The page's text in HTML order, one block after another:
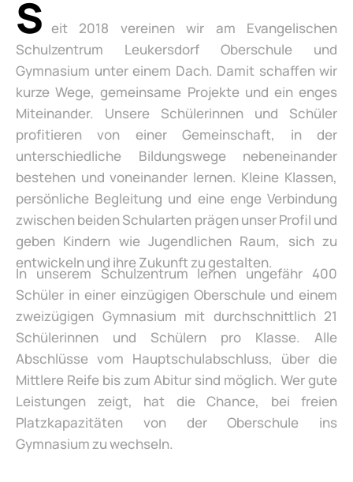
S eit 2018 vereinen wir am Evangelischen
Schulzentrum Leukersdorf Oberschule und
Gymnasium unter einem Dach. Damit schaffen wir
kurze Wege, gemeinsame Projekte und ein enges
Miteinander. Unsere Schülerinnen und Schüler
profitieren von einer Gemeinschaft, in der
unterschiedliche Bildungswege nebeneinander
bestehen und voneinander lernen. Kleine Klassen,
persönliche Begleitung und eine enge Verbindung
zwischen beiden Schularten prägen unser Profil und
geben Kindern wie Jugendlichen Raum, sich zu
entwickeln und ihre Zukunft zu gestalten.
In unserem Schulzentrum lernen ungefähr 400
Schüler in einer einzügigen Oberschule und einem
zweizügigen Gymnasium mit durchschnittlich 21
Schülerinnen und Schülern pro Klasse. Alle
Abschlüsse vom Hauptschulabschluss, über die
Mittlere Reife bis zum Abitur sind möglich. Wer gute
Leistungen zeigt, hat die Chance, bei freien
Platzkapazitäten von der Oberschule ins
Gymnasium zu wechseln.